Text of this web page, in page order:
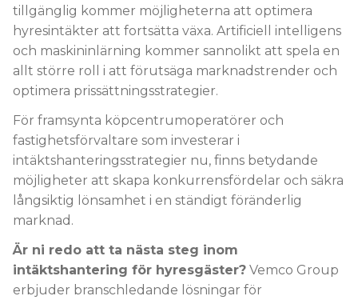
tillgänglig kommer möjligheterna att optimera
hyresintäkter att fortsätta växa. Artificiell intelligens
och maskininlärning kommer sannolikt att spela en
allt större roll i att förutsäga marknadstrender och
optimera prissättningsstrategier.
För framsynta köpcentrumoperatörer och
fastighetsförvaltare som investerar i
intäktshanteringsstrategier nu, finns betydande
möjligheter att skapa konkurrensfördelar och säkra
långsiktig lönsamhet i en ständigt föränderlig
marknad.
Är ni redo att ta nästa steg inom
intäktshantering för hyresgäster? Vemco Group
erbjuder branschledande lösningar för